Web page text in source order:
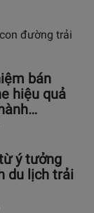
đường trải
bán
hiệu quả
ý tưởng
du lịch trải